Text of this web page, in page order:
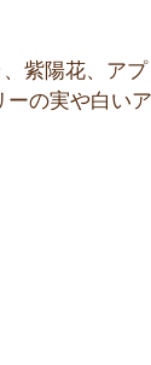
紫陽花、ア
ーの実や白い